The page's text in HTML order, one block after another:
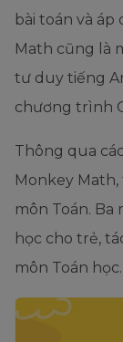
bài toán và
Math cũng là
tư duy tiếng
chương trình
Thông qua
Monkey
môn Toán.
học cho trẻ,
môn Toán học.